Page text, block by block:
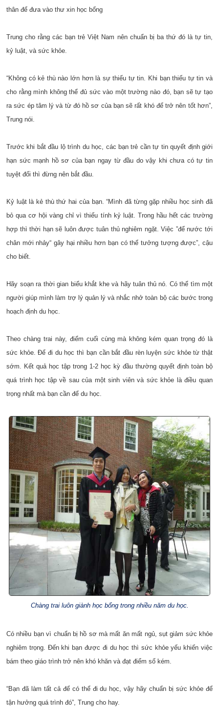
thân để đưa vào thư xin học bổng
Trung cho rằng các bạn trẻ Việt Nam nên chuẩn bị ba thứ đó là tự tin,
kỷ luật, và sức khỏe.
“Không có kẻ thù nào lớn hơn là sự thiếu tự tin. Khi bạn thiếu tự tin và
cho rằng mình không thể đủ sức vào một trường nào đó, bạn sẽ tự tạo
ra sức ép tâm lý và từ đó hồ sơ của bạn sẽ rất khó để trở nên tốt hơn”,
Trung nói.
Trước khi bắt đầu lộ trình du học, các bạn trẻ cần tự tin quyết định giới
hạn sức mạnh hồ sơ của bạn ngay từ đầu do vậy khi chưa có tự tin
tuyệt đối thì đừng nên bắt đầu.
Kỷ luật là kẻ thù thứ hai của bạn. “Mình đã từng gặp nhiều học sinh đã
bỏ qua cơ hội vàng chỉ vì thiếu tính kỷ luật. Trong hầu hết các trường
hợp thì thời hạn sẽ luôn được tuân thủ nghiêm ngặt. Việc ”để nước tới
chân mới nhảy“ gây hại nhiều hơn bạn có thể tưởng tượng được”, cậu
cho biết.
Hãy soạn ra thời gian biểu khắt khe và hãy tuân thủ nó. Có thể tìm một
người giúp mình làm trợ lý quản lý và nhắc nhở toàn bộ các bước trong
hoạch định du học.
Theo chàng trai này, điểm cuối cùng mà không kém quan trọng đó là
sức khỏe. Để đi du học thì bạn cần bắt đầu rèn luyện sức khỏe từ thật
sớm. Kết quả học tập trong 1-2 học kỳ đầu thường quyết định toàn bộ
quá trình học tập về sau của một sinh viên và sức khỏe là điều quan
trọng nhất mà bạn cần để du học.
Chàng trai luôn giành học bổng trong nhiều năm du học.
Có nhiều bạn vì chuẩn bị hồ sơ mà mất ăn mất ngủ, sụt giảm sức khỏe
nghiêm trọng. Đến khi bạn được đi du học thì sức khỏe yếu khiến việc
bám theo giáo trình trở nên khó khăn và đạt điểm số kém.
“Bạn đã làm tất cả để có thể đi du học, vậy hãy chuẩn bị sức khỏe để
tận hưởng quá trình đó”, Trung cho hay.